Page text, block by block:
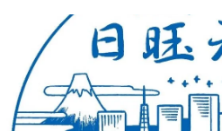
トピックス
TBS Podcast
お知らせ
イベント・グッズ
YouTube
会社情報